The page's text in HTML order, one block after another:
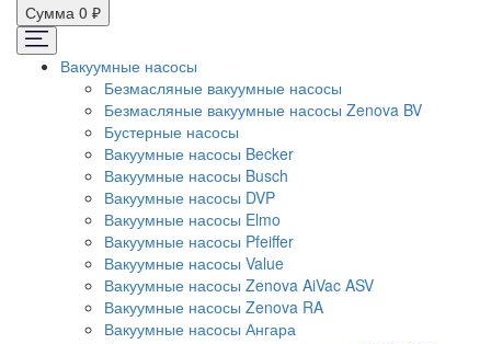
Сумма 0 ₽
Вакуумные насосы
Безмасляные вакуумные насосы
Безмасляные вакуумные насосы Zenova BV
Бустерные насосы
Вакуумные насосы Becker
Вакуумные насосы Busch
Вакуумные насосы DVP
Вакуумные насосы Elmo
Вакуумные насосы Pfeiffer
Вакуумные насосы Value
Вакуумные насосы Zenova AiVac ASV
Вакуумные насосы Zenova RA
Вакуумные насосы Ангара